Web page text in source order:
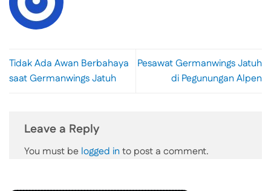
Tidak Ada Awan Berbahaya
saat Germanwings Jatuh
Pesawat Germanwings Jatuh
di Pegunungan Alpen
Leave a Reply
You must be logged in to post a comment.